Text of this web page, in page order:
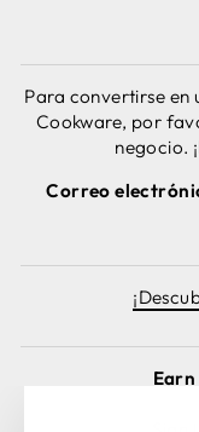
Para convertirse
Cookware, por
negocio.
Correo